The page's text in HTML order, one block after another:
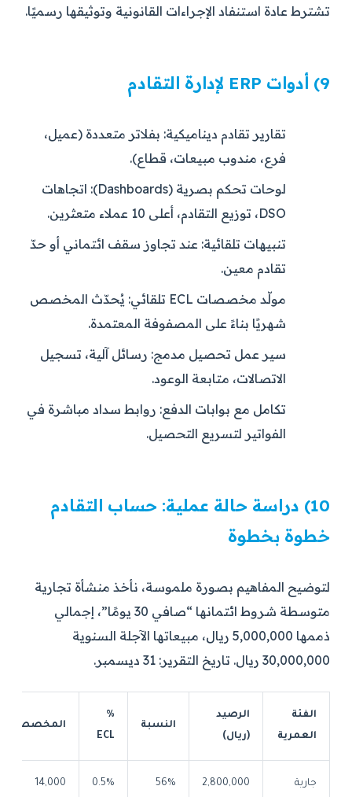
تشترط عادة استنفاد الإجراءات القانونية وتوثيقها رسميًا.
9) أدوات ERP لإدارة التقادم
تقارير تقادم ديناميكية: بفلاتر متعددة (عميل،
فرع، مندوب مبيعات، قطاع).
لوحات تحكم بصرية (Dashboards):
اتجاهات
DSO، توزيع التقادم، أعلى 10 عملاء متعثرين.
تنبيهات تلقائية: عند تجاوز سقف ائتماني أو حدّ
تقادم معين.
مولّد مخصصات ECL تلقائي:
يُحدّث المخصص
شهريًا بناءً على المصفوفة المعتمدة.
سير عمل تحصيل مدمج: رسائل آلية، تسجيل
الاتصالات، متابعة الوعود.
تكامل مع بوابات الدفع: روابط سداد مباشرة في
الفواتير لتسريع التحصيل.
10) دراسة حالة عملية: حساب التقادم
خطوة بخطوة
لتوضيح المفاهيم بصورة ملموسة، نأخذ منشأة تجارية
متوسطة شروط ائتمانها “صافي 30 يومًا”، إجمالي
ذممها 5,000,000 ريال، مبيعاتها الآجلة السنوية
30,000,000 ريال. تاريخ التقرير: 31 ديسمبر.
الفئة
العمرية
الرصيد
(ريال)
النسبة
%
ECL
المخصص
جارية 2,800,000
56%
0.5%
14,000